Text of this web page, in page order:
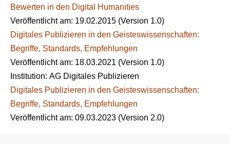
Bewerten in den Digital Humanities
Veröffentlicht am: 19.02.2015 (Version 1.0)
Digitales Publizieren in den Geisteswissenschaften:
Begriffe, Standards, Empfehlungen
Veröffentlicht am: 18.03.2021 (Version 1.0)
Institution: AG Digitales Publizieren
Digitales Publizieren in den Geisteswissenschaften:
Begriffe, Standards, Empfehlungen
Veröffentlicht am: 09.03.2023 (Version 2.0)